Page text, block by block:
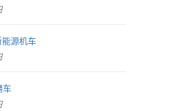
能源机车
车